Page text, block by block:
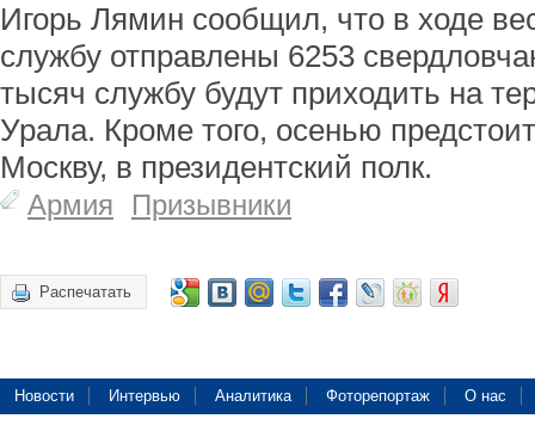
Игорь Лямин сообщил, что в ходе
службу отправлены 6253
тысяч службу будут приходить на
Урала. Кроме того, осенью
Москву, в президентский полк.
Армия Призывники
Распечатать
Новости Интервью Аналитика Фоторепортаж О нас